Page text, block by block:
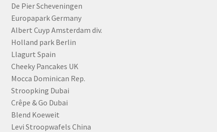
De Pier Scheveningen
Europapark Germany
Albert Cuyp Amsterdam div.
Holland park Berlin
Llagurt Spain
Cheeky Pancakes UK
Mocca Dominican Rep.
Stroopking Dubai
Crêpe & Go Dubai
Blend Koeweit
Levi Stroopwafels China